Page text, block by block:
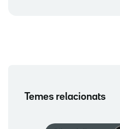
Temes relacionats